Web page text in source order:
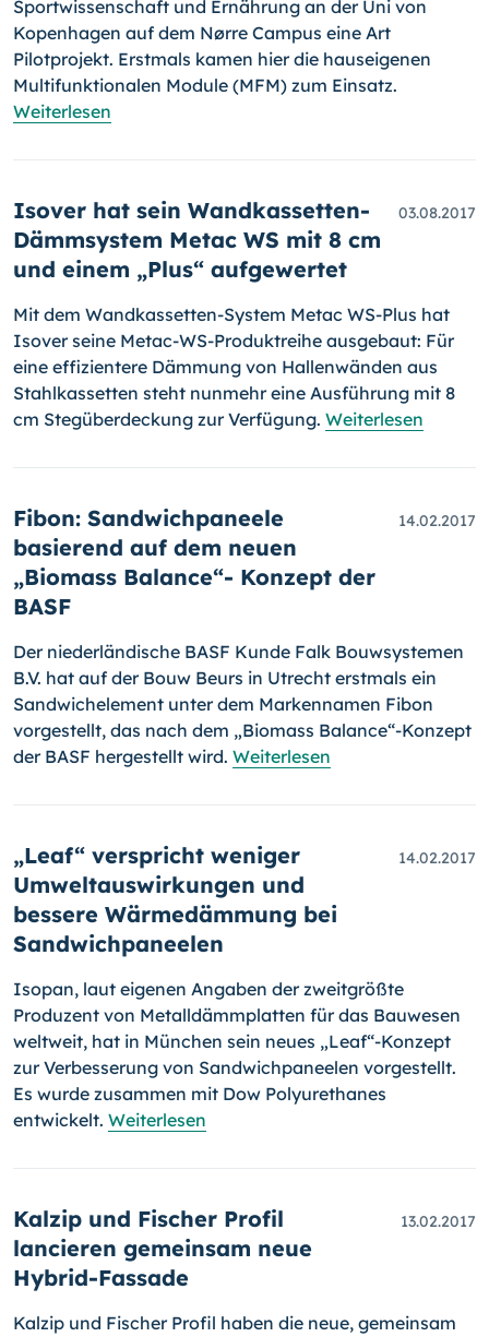
Sportwissenschaft und Ernährung an der Uni von
Kopenhagen auf dem Nørre Campus eine Art
Pilotprojekt. Erstmals kamen hier die hauseigenen
Multifunktionalen Module (MFM) zum Einsatz.
Weiterlesen
Isover hat sein Wandkassetten-
Dämmsystem Metac WS mit 8 cm
und einem „Plus“ aufgewertet
03.08.2017
Mit dem Wandkassetten-System Metac WS-Plus hat
Isover seine Metac-WS-Produktreihe ausgebaut: Für
eine effizientere Dämmung von Hal­len­wänden aus
Stahlkassetten steht nunmehr eine Ausführung mit 8
cm Stegüberdeckung zur Verfügung. Weiterlesen
Fibon: Sandwichpaneele
basierend auf dem neuen
„Biomass Balance“- Konzept der
BASF
14.02.2017
Der niederländische BASF Kunde Falk Bouwsystemen
B.V. hat auf der Bouw Beurs in Utrecht erstmals ein
Sandwichelement unter dem Mar­kennamen Fibon
vorgestellt, das nach dem „Biomass Balance“-Konzept
der BASF her­gestellt wird. Weiterlesen
„Leaf“ verspricht weniger
Umweltauswirkungen und
bessere Wärmedämmung bei
Sandwichpaneelen
14.02.2017
Isopan, laut eigenen Angaben der zweitgrößte
Produzent von Metall­dämm­platten für das Bauwesen
weltweit, hat in München sein neues „Leaf“-Kon­zept
zur Verbesserung von Sandwichpaneelen vorgestellt.
Es wurde zusam­men mit Dow Polyurethanes
entwickelt. Weiterlesen
Kalzip und Fischer Profil
lancieren gemeinsam neue
Hybrid-Fassade
13.02.2017
Kalzip und Fischer Profil haben die neue, gemeinsam